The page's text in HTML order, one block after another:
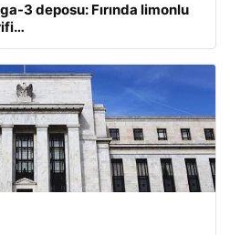
3 deposu: Fırında limonlu